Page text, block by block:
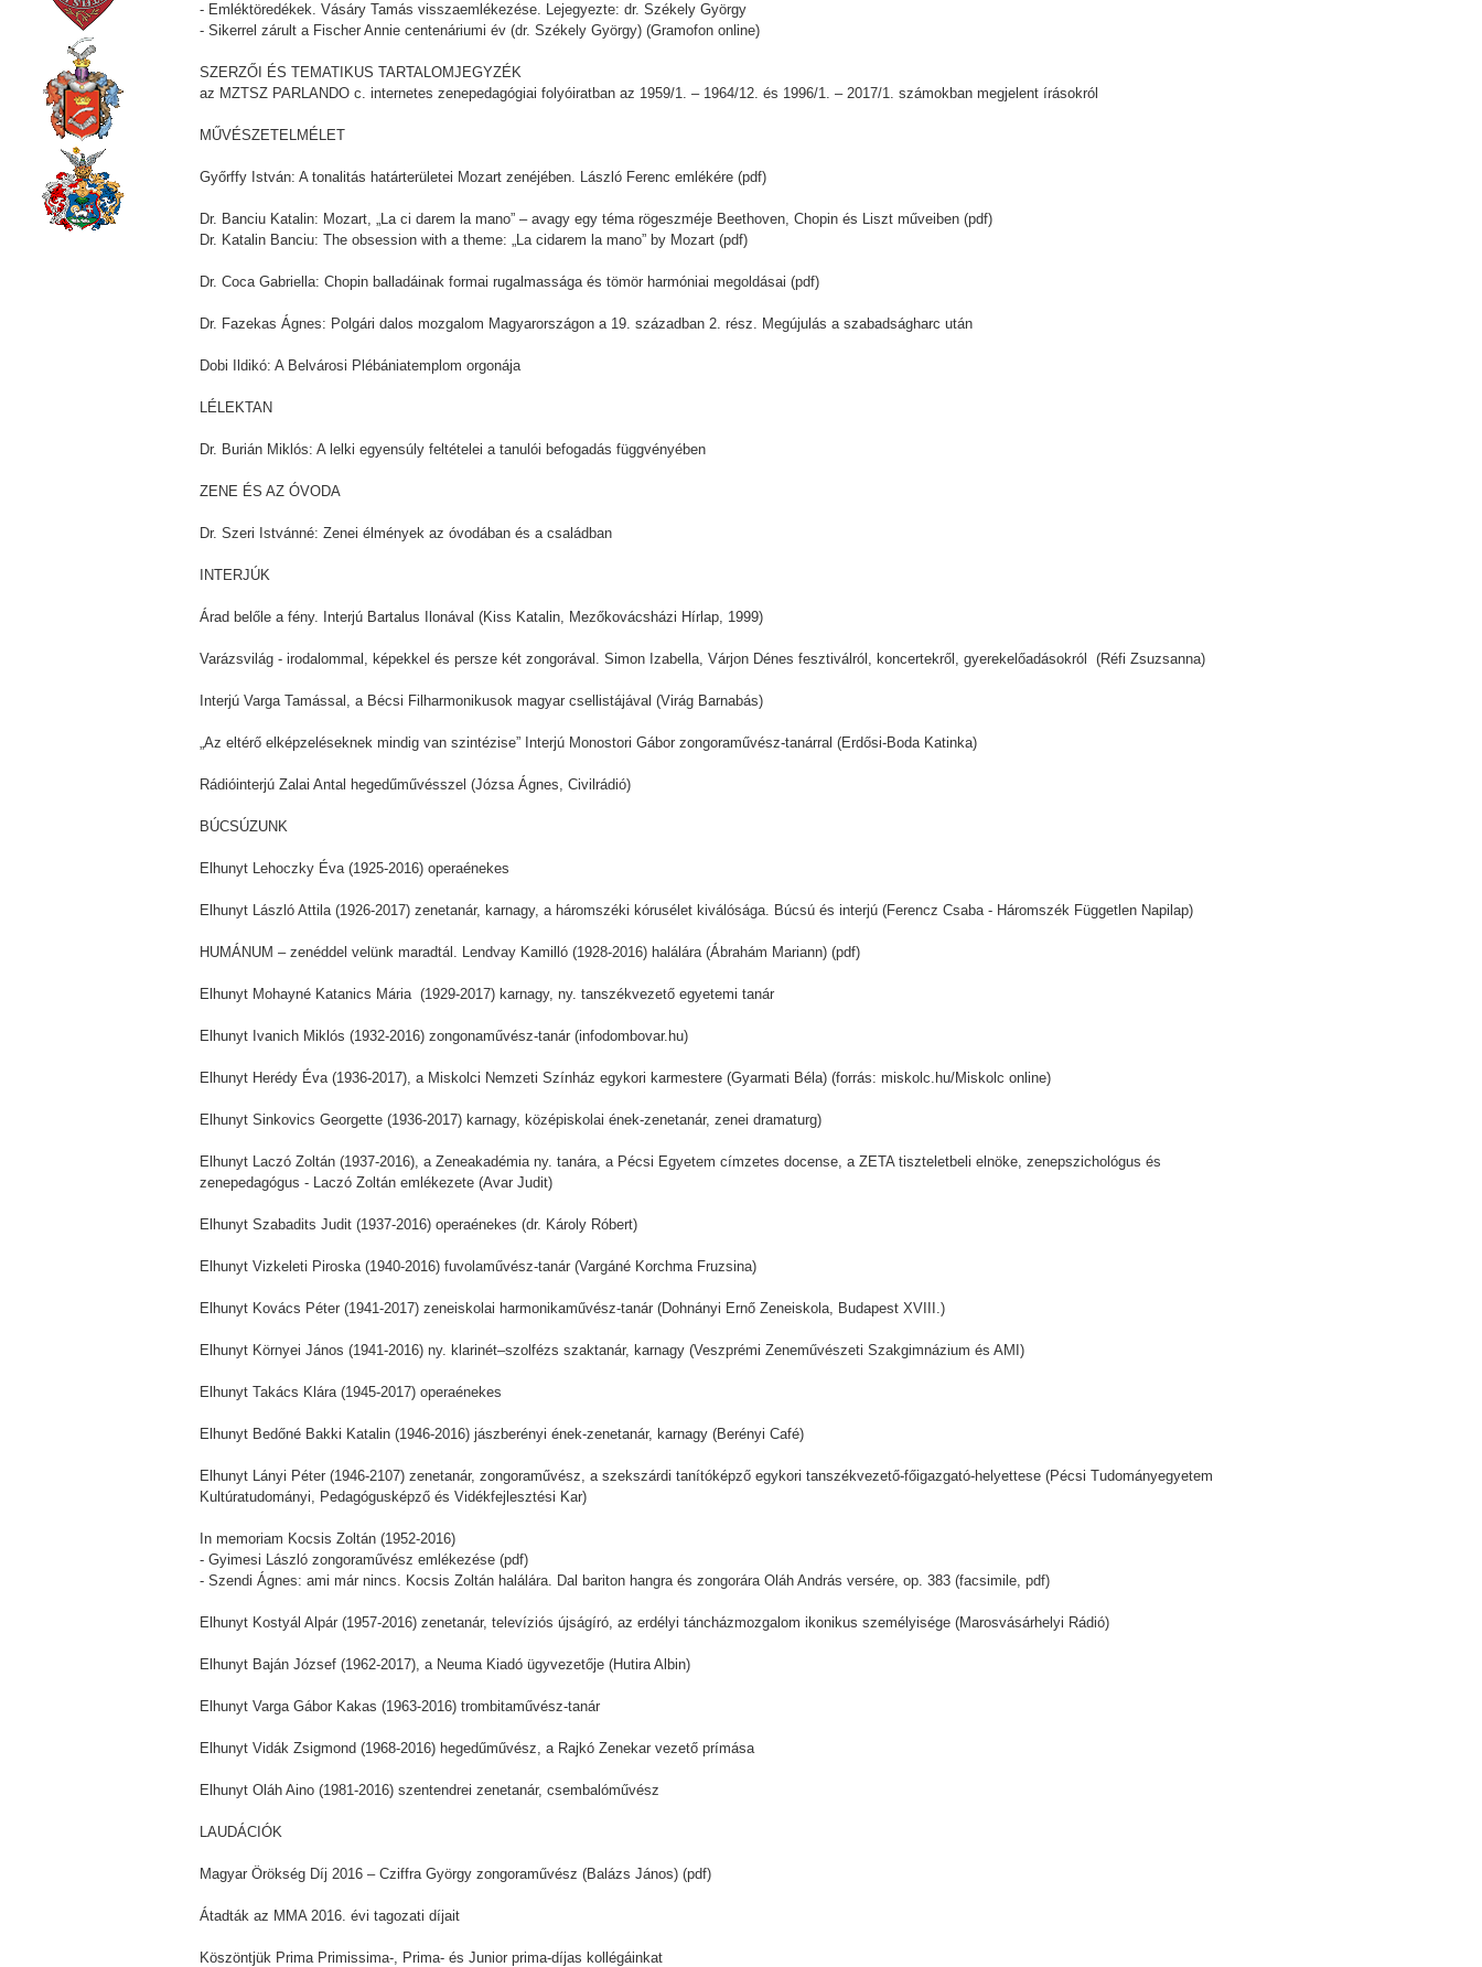
- Emléktöredékek. Vásáry Tamás visszaemlékezése. Lejegyezte: dr. Székely György
- Sikerrel zárult a Fischer Annie centenáriumi év (dr. Székely György) (Gramofon online)
SZERZŐI ÉS TEMATIKUS TARTALOMJEGYZÉK
az MZTSZ PARLANDO c. internetes zenepedagógiai folyóiratban az 1959/1. – 1964/12. és 1996/1. – 2017/1. számokban megjelent írásokról
MŰVÉSZETELMÉLET
Győrffy István: A tonalitás határterületei Mozart zenéjében. László Ferenc emlékére (pdf)
Dr. Banciu Katalin: Mozart, „La ci darem la mano” – avagy egy téma rögeszméje Beethoven, Chopin és Liszt műveiben (pdf)
Dr. Katalin Banciu: The obsession with a theme: „La cidarem la mano” by Mozart (pdf)
Dr. Coca Gabriella: Chopin balladáinak formai rugalmassága és tömör harmóniai megoldásai (pdf)
Dr. Fazekas Ágnes: Polgári dalos mozgalom Magyarországon a 19. században 2. rész. Megújulás a szabadságharc után
Dobi Ildikó: A Belvárosi Plébániatemplom orgonája
LÉLEKTAN
Dr. Burián Miklós: A lelki egyensúly feltételei a tanulói befogadás függvényében
ZENE ÉS AZ ÓVODA
Dr. Szeri Istvánné: Zenei élmények az óvodában és a családban
INTERJÚK
Árad belőle a fény. Interjú Bartalus Ilonával (Kiss Katalin, Mezőkovácsházi Hírlap, 1999)
Varázsvilág - irodalommal, képekkel és persze két zongorával. Simon Izabella, Várjon Dénes fesztiválról, koncertekről, gyerekelőadásokról (Réfi Zsuzsanna)
Interjú Varga Tamással, a Bécsi Filharmonikusok magyar csellistájával (Virág Barnabás)
„Az eltérő elképzeléseknek mindig van szintézise” Interjú Monostori Gábor zongoraművész-tanárral (Erdősi-Boda Katinka)
Rádióinterjú Zalai Antal hegedűművésszel (Józsa Ágnes, Civilrádió)
BÚCSÚZUNK
Elhunyt Lehoczky Éva (1925-2016) operaénekes
Elhunyt László Attila (1926-2017) zenetanár, karnagy, a háromszéki kórusélet kiválósága. Búcsú és interjú (Ferencz Csaba - Háromszék Független Napilap)
HUMÁNUM – zenéddel velünk maradtál. Lendvay Kamilló (1928-2016) halálára (Ábrahám Mariann) (pdf)
Elhunyt Mohayné Katanics Mária (1929-2017) karnagy, ny. tanszékvezető egyetemi tanár
Elhunyt Ivanich Miklós (1932-2016) zongonaművész-tanár (infodombovar.hu)
Elhunyt Herédy Éva (1936-2017), a Miskolci Nemzeti Színház egykori karmestere (Gyarmati Béla) (forrás: miskolc.hu/Miskolc online)
Elhunyt Sinkovics Georgette (1936-2017) karnagy, középiskolai ének-zenetanár, zenei dramaturg)
Elhunyt Laczó Zoltán (1937-2016), a Zeneakadémia ny. tanára, a Pécsi Egyetem címzetes docense, a ZETA tiszteletbeli elnöke, zenepszichológus és
zenepedagógus - Laczó Zoltán emlékezete (Avar Judit)
Elhunyt Szabadits Judit (1937-2016) operaénekes (dr. Károly Róbert)
Elhunyt Vizkeleti Piroska (1940-2016) fuvolaművész-tanár (Vargáné Korchma Fruzsina)
Elhunyt Kovács Péter (1941-2017) zeneiskolai harmonikaművész-tanár (Dohnányi Ernő Zeneiskola, Budapest XVIII.)
Elhunyt Környei János (1941-2016) ny. klarinét–szolfézs szaktanár, karnagy (Veszprémi Zeneművészeti Szakgimnázium és AMI)
Elhunyt Takács Klára (1945-2017) operaénekes
Elhunyt Bedőné Bakki Katalin (1946-2016) jászberényi ének-zenetanár, karnagy (Berényi Café)
Elhunyt Lányi Péter (1946-2107) zenetanár, zongoraművész, a szekszárdi tanítóképző egykori tanszékvezető-főigazgató-helyettese (Pécsi Tudományegyetem
Kultúratudományi, Pedagógusképző és Vidékfejlesztési Kar)
In memoriam Kocsis Zoltán (1952-2016)
- Gyimesi László zongoraművész emlékezése (pdf)
- Szendi Ágnes: ami már nincs. Kocsis Zoltán halálára. Dal bariton hangra és zongorára Oláh András versére, op. 383 (facsimile, pdf)
Elhunyt Kostyál Alpár (1957-2016) zenetanár, televíziós újságíró, az erdélyi táncházmozgalom ikonikus személyisége (Marosvásárhelyi Rádió)
Elhunyt Baján József (1962-2017), a Neuma Kiadó ügyvezetője (Hutira Albin)
Elhunyt Varga Gábor Kakas (1963-2016) trombitaművész-tanár
Elhunyt Vidák Zsigmond (1968-2016) hegedűművész, a Rajkó Zenekar vezető prímása
Elhunyt Oláh Aino (1981-2016) szentendrei zenetanár, csembalóművész
LAUDÁCIÓK
Magyar Örökség Díj 2016 – Cziffra György zongoraművész (Balázs János) (pdf)
Átadták az MMA 2016. évi tagozati díjait
Köszöntjük Prima Primissima-, Prima- és Junior prima-díjas kollégáinkat